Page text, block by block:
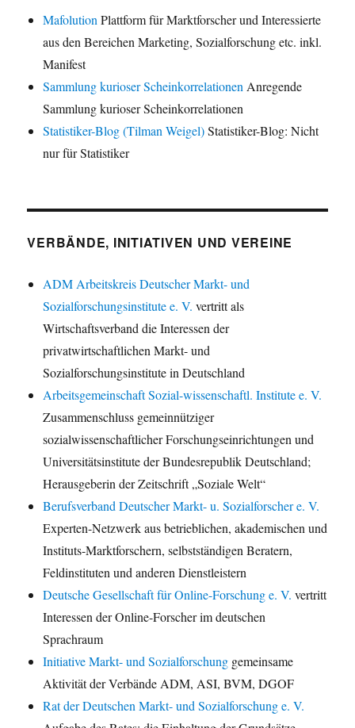
MafolutionPlattform für Marktforscher und Interessierte
aus den Bereichen Marketing, Sozialforschung etc. inkl.
Manifest
Sammlung kurioser ScheinkorrelationenAnregende
Sammlung kurioser Scheinkorrelationen
Statistiker-Blog (Tilman Weigel)Statistiker-Blog: Nicht
nur für Statistiker
VERBÄNDE, INITIATIVEN UND VEREINE
ADM Arbeitskreis Deutscher Markt- und
Sozialforschungsinstitute e. V. vertritt als
Wirtschaftsverband die Interessen der
privatwirtschaftlichen Markt- und
Sozialforschungsinstitute in Deutschland
Arbeitsgemeinschaft Sozial-wissenschaftl. Institute e. V.
Zusammenschluss gemeinnütziger
sozialwissenschaftlicher Forschungseinrichtungen und
Universitätsinstitute der Bundesrepublik Deutschland;
Herausgeberin der Zeitschrift „Soziale Welt“
Berufsverband Deutscher Markt- u. Sozialforscher e. V.
Experten-Netzwerk aus betrieblichen, akademischen und
Instituts-Marktforschern, selbstständigen Beratern,
Feldinstituten und anderen Dienstleistern
Deutsche Gesellschaft für Online-Forschung e. V. vertritt
Interessen der Online-Forscher im deutschen
Sprachraum
Initiative Markt- und Sozialforschung gemeinsame
Aktivität der Verbände ADM, ASI, BVM, DGOF
Rat der Deutschen Markt- und Sozialforschung e. V.